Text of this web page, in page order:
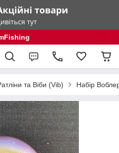
та Віби (Vib) Набір